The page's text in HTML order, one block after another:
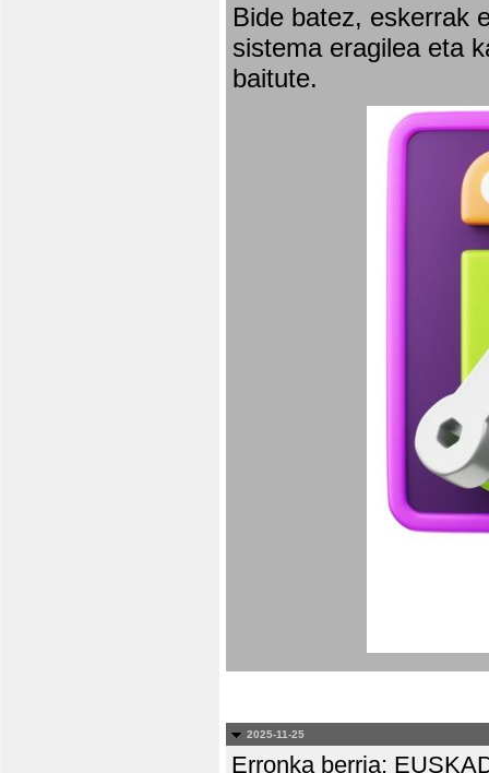
Bide batez, eskerrak
sistema eragilea eta
baitute.
2025-11-25
Erronka berria: